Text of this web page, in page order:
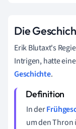
Die
Erik Blutaxt's
Intrigen, hatte
Geschichte.
In der
um den Thron